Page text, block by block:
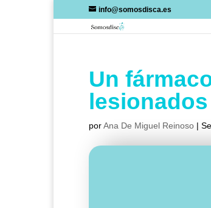
info@somosdisca.es
Un
porAna De Miguel Reinoso |